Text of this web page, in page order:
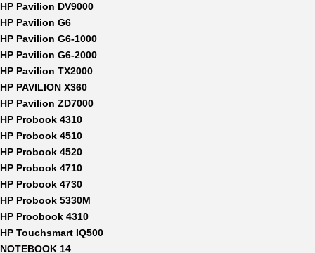
HP Pavilion DV9000
HP Pavilion G6
HP Pavilion G6-1000
HP Pavilion G6-2000
HP Pavilion TX2000
HP PAVILION X360
HP Pavilion ZD7000
HP Probook 4310
HP Probook 4510
HP Probook 4520
HP Probook 4710
HP Probook 4730
HP Probook 5330M
HP Proobook 4310
HP Touchsmart IQ500
NOTEBOOK 14